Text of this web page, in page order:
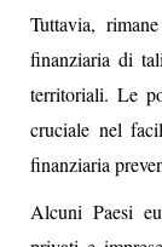
Tuttavia,
finanziaria di
territoriali. Le
cruciale nel
finanziaria
Alcuni Paesi